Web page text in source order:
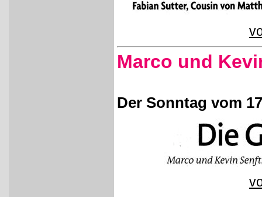
Marco und
Der Sonntag vom